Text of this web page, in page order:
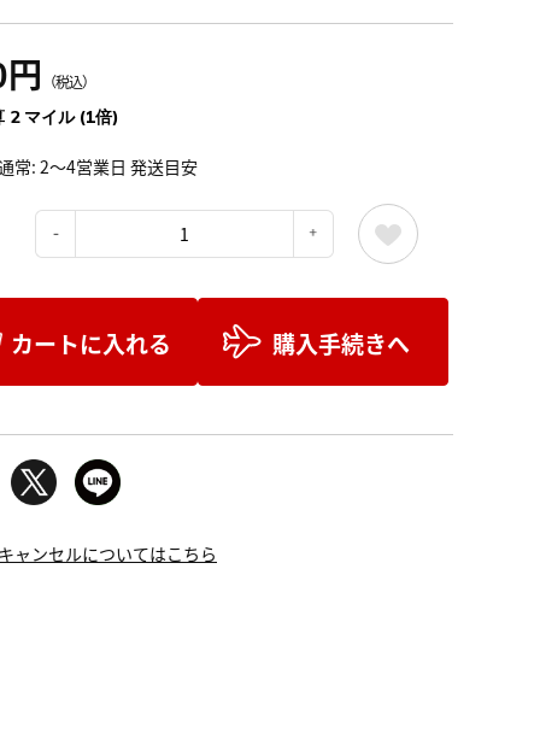
（税込）
2 マイル (1倍)
常: 2～4営業日 発送目安
カートに入れる 購入手続きへ
ャンセルについてはこちら